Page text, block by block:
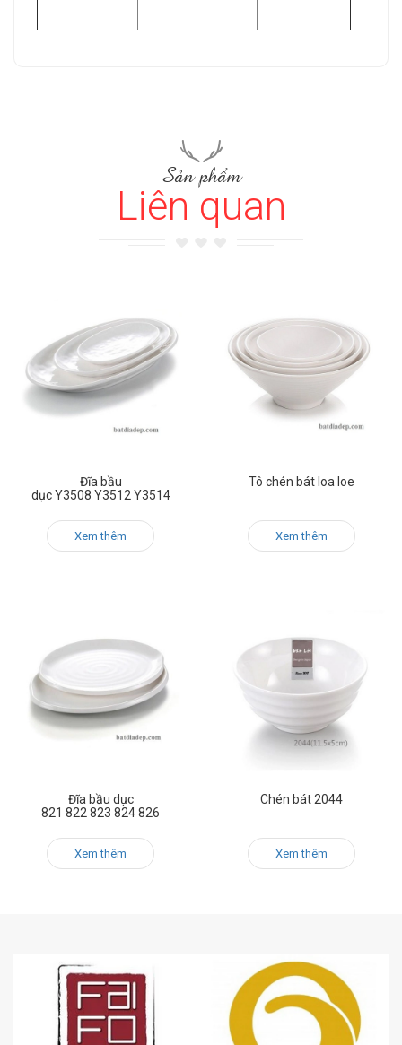
Sản phẩm
Liên quan
Đĩa bầu
dục Y3508 Y3512 Y3514
Xem thêm
Tô chén bát loa loe
Xem thêm
Đĩa bầu dục
821 822 823 824 826
Xem thêm
Chén bát 2044
Xem thêm